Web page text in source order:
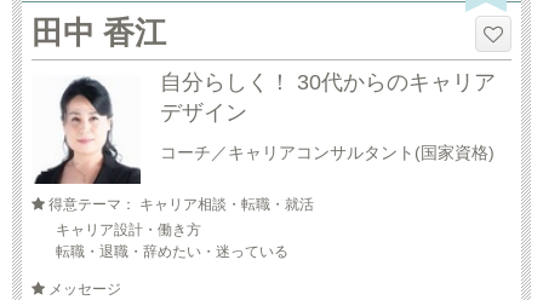
田中 香江
自分らしく！ 30代からのキャリア
デザイン
コーチ／キャリアコンサルタント(国家資格)
得意テーマ： キャリア相談・転職・就活
キャリア設計・働き方
転職・退職・辞めたい・迷っている
メッセージ